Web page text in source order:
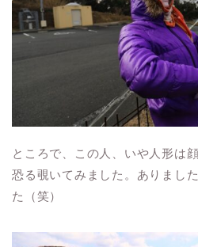
ところで、この人、いや人形は
恐る覗いてみました。ありまし
た（笑）